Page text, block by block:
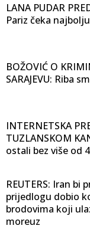
LANA PUDAR
Pariz čeka
BOŽOVIĆ O
SARAJEVU: Riba
INTERNETSKA
TUZLANSKOM
ostali bez više od
REUTERS: Iran bi
prijedlogu dobio
brodovima koji
moreuz